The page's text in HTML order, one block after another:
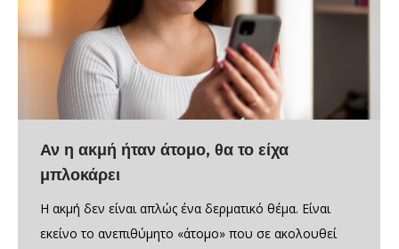
Αν η ακμή ήταν άτομο, θα το είχα
μπλοκάρει
Η ακμή δεν είναι απλώς ένα δερματικό θέμα. Είναι
εκείνο το ανεπιθύμητο «άτομο» που σε ακολουθεί